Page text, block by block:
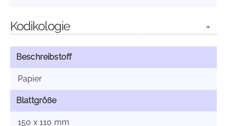
Kodikologie
Beschreibstoff
Papier
Blattgröße
150 x 110 mm